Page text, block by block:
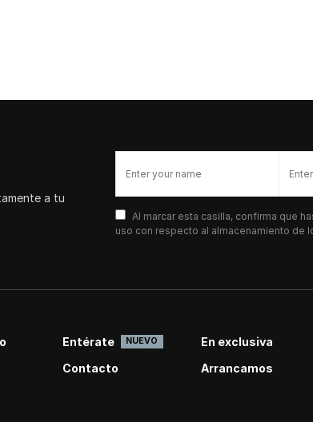
a tu
Al marcar esta casilla, confirma que
uso con respecto al almacenamiento de
Entérate NUEVO
En exclusiva
Contacto Arrancamos